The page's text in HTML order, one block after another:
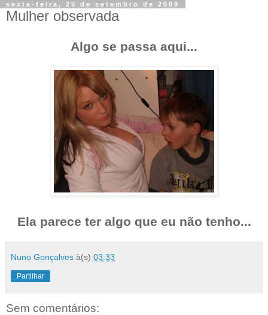
sexta-feira, 25 de setembro de 2009
Mulher observada
Algo se passa aqui...
Ela parece ter algo que eu não tenho...
Nuno Gonçalves à(s) 03:33
Partilhar
Sem comentários: